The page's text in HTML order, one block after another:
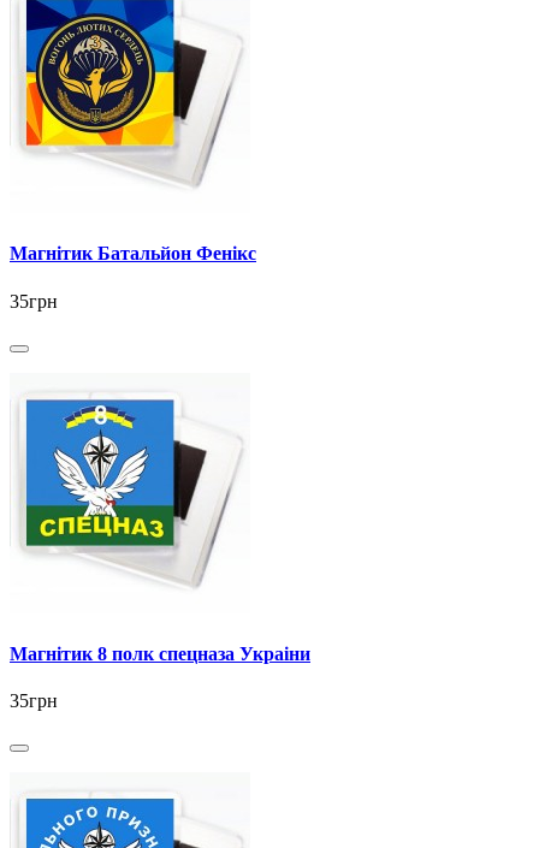
Магнітик Батальйон Фенікс
35грн
Магнітик 8 полк спецназа Украіни
35грн